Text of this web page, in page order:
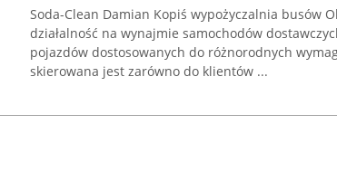
Soda-Clean Damian Kopiś wypożyczalnia busów
działalność na wynajmie samochodów
pojazdów dostosowanych do różnorodnych
skierowana jest zarówno do klientów ...